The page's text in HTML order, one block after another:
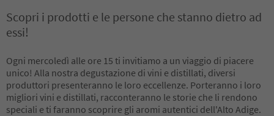
Scopri i prodotti e le persone che stanno dietro ad
essi!
Ogni mercoledì alle ore 15 ti invitiamo a un viaggio di piacere
unico! Alla nostra degustazione di vini e distillati, diversi
produttori presenteranno le loro eccellenze. Porteranno i loro
migliori vini e distillati, racconteranno le storie che li rendono
speciali e ti faranno scoprire gli aromi autentici dell'Alto Adige.